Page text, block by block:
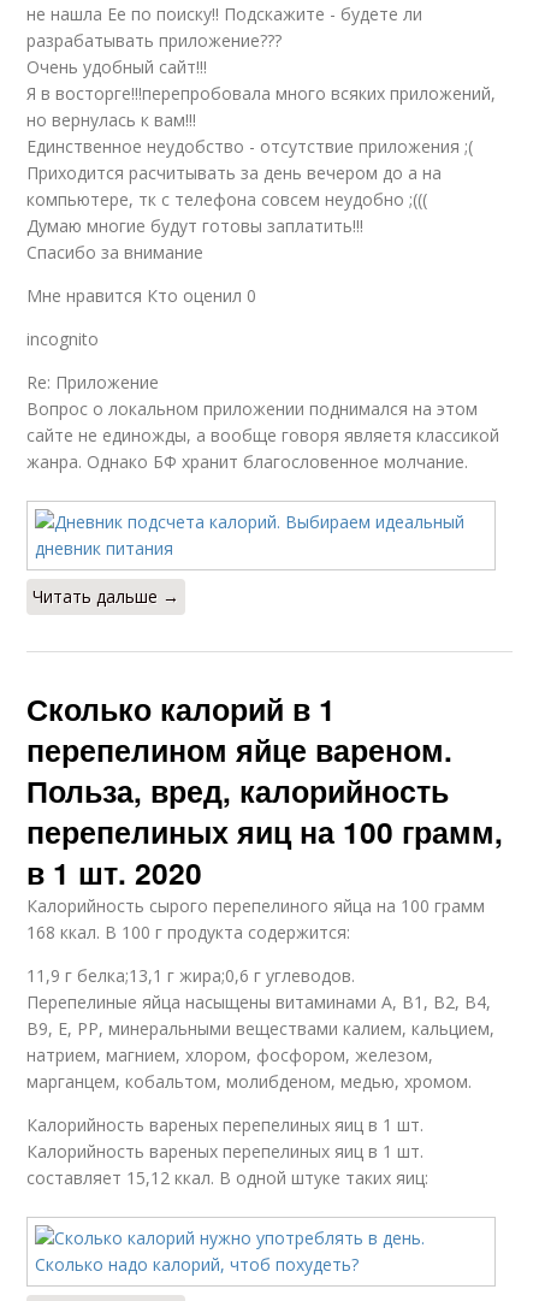
не нашла Ее по поиску!! Подскажите - будете ли
разрабатывать приложение???
Очень удобный сайт!!!
Я в восторге!!!перепробовала много всяких приложений,
но вернулась к вам!!!
Единственное неудобство - отсутствие приложения ;(
Приходится расчитывать за день вечером до а на
компьютере, тк с телефона совсем неудобно ;(((
Думаю многие будут готовы заплатить!!!
Спасибо за внимание
Мне нравится Кто оценил 0
incognito
Re: Приложение
Вопрос о локальном приложении поднимался на этом
сайте не единожды, а вообще говоря являетя классикой
жанра. Однако БФ хранит благословенное молчание.
Читать дальше →
Сколько калорий в 1
перепелином яйце вареном.
Польза, вред, калорийность
перепелиных яиц на 100 грамм,
в 1 шт. 2020
Калорийность сырого перепелиного яйца на 100 грамм
168 ккал. В 100 г продукта содержится:
11,9 г белка;13,1 г жира;0,6 г углеводов.
Перепелиные яйца насыщены витаминами А, В1, В2, В4,
В9, Е, РР, минеральными веществами калием, кальцием,
натрием, магнием, хлором, фосфором, железом,
марганцем, кобальтом, молибденом, медью, хромом.
Калорийность вареных перепелиных яиц в 1 шт.
Калорийность вареных перепелиных яиц в 1 шт.
составляет 15,12 ккал. В одной штуке таких яиц: